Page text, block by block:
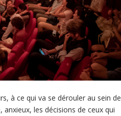
à ce qui va se dérouler au sein de
les décisions de ceux qui